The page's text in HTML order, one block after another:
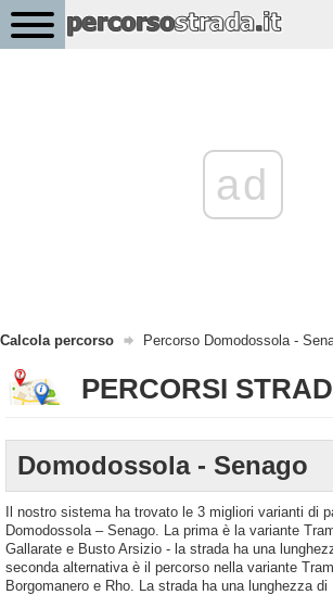
ad
Calcola percorso Percorso Domodossola -
PERCORSI
Domodossola - Senago
Il nostro sistema ha trovato le 3 migliori varianti di
Domodossola – Senago. La prima è la variante
Gallarate e Busto Arsizio - la strada ha una
seconda alternativa è il percorso nella variante
Borgomanero e Rho. La strada ha una lunghezza